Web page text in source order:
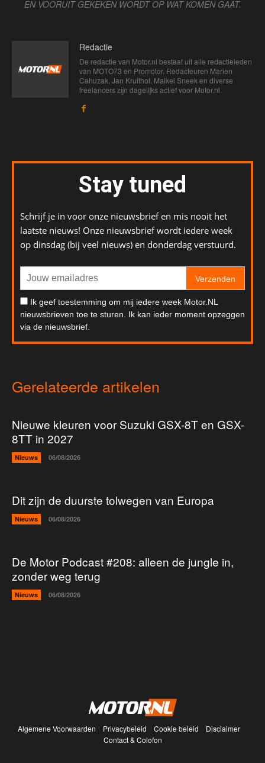
EN VOORUIT GEKEKEN WORDT OP WAT KOMEN GAAT.
Redactie
De redactie van Motor.nl bestaat uit alle redactieleden
van MOTO73 en Promotor. Redacteuren Marien
Cahuzak, Jan Kruithof, Maikel Sneek en diverse
freelancers zijn dagelijks actief voor Motor.nl.
Stay tuned
Schrijf je in voor onze nieuwsbrief en mis nooit het
laatste nieuws! Onze nieuwsbrief wordt iedere week
op dinsdag (bij veel nieuws) en donderdag verstuurd.
Verzenden
Ik geef toestemming om mij iedere week Motor.NL
nieuwsbrieven toe te sturen. Ik kan ieder moment opzeggen
via de nieuwsbrief.
Gerelateerde artikelen
Nieuwe kleuren voor Suzuki GSX-8T en GSX-
8TT in 2027
Nieuws 06/08/2026
Dit zijn de duurste tolwegen van Europa
Nieuws 06/08/2026
De Motor Podcast #208: alleen de jungle in,
zonder weg terug
Nieuws 06/08/2026
Algemene Voorwaarden Privacybeleid Cookie beleid
Disclaimer
Contact & Colofon